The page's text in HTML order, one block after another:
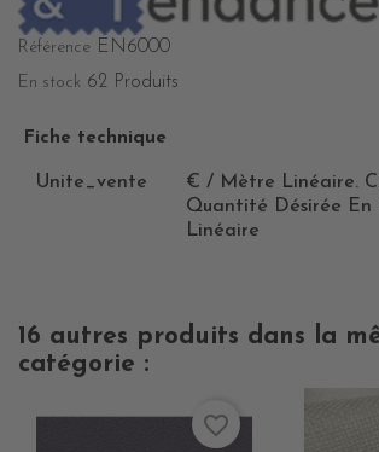
Référence EN6000
En stock 62 Produits
Fiche technique
Unite_vente
€ / Mètre Linéaire.
Quantité Désirée En
Linéaire
16 autres produits dans la
catégorie :
favorite_border